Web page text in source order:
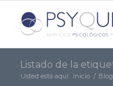
Listado de la
Usted está aquí: Inicio / Blog